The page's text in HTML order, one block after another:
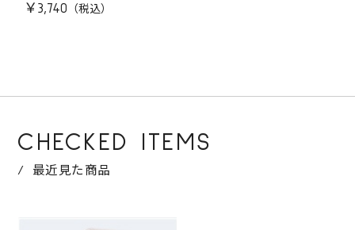
￥3,740
CHECKED ITEMS
最近見た商品